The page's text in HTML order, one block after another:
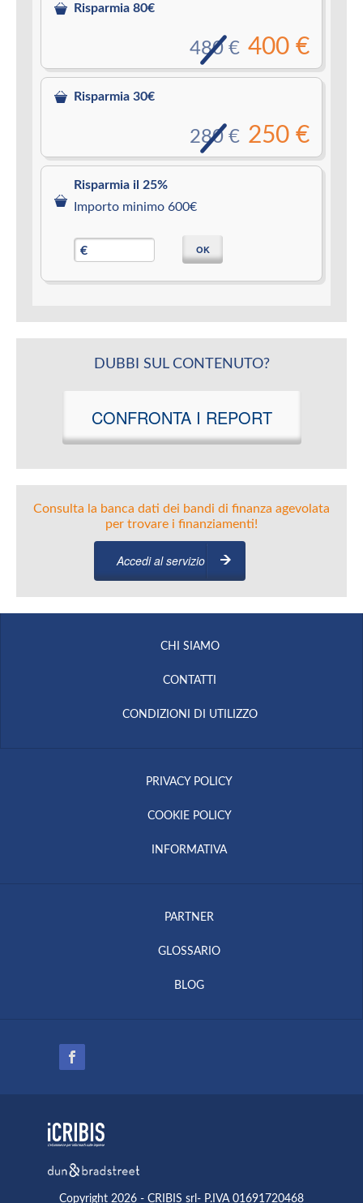
Risparmia 80€
400 €
480 €
Risparmia 30€
250 €
280 €
Risparmia il 25%
Importo minimo 600€
€ OK
DUBBI SUL CONTENUTO?
CONFRONTA I REPORT
Consulta la banca dati dei bandi di finanza agevolata
per trovare i finanziamenti!
Accedi al servizio
CHI SIAMO
CONTATTI
CONDIZIONI DI UTILIZZO
PRIVACY POLICY
COOKIE POLICY
INFORMATIVA
PARTNER
GLOSSARIO
BLOG
Copyright 2026 - CRIBIS srl- P.IVA 01691720468